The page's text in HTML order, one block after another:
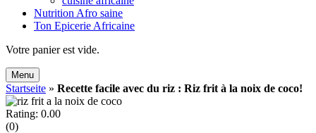
Nutrition Afro saine
Ton Epicerie Africaine
Search
Votre panier est vide.
Menu
Startseite » Recette facile avec du riz : Riz frit à la noix de coco!
Rating: 0.00
(0)